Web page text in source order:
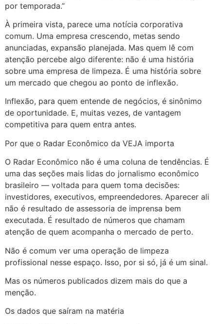
por temporada.”
À primeira vista, parece uma notícia corporativa
comum. Uma empresa crescendo, metas sendo
anunciadas, expansão planejada. Mas quem lê com
atenção percebe algo diferente: não é uma história
sobre uma empresa de limpeza. É uma história sobre
um mercado que chegou ao ponto de inflexão.
Inflexão, para quem entende de negócios, é sinônimo
de oportunidade. E, muitas vezes, de vantagem
competitiva para quem entra antes.
Por que o Radar Econômico da VEJA importa
O Radar Econômico não é uma coluna de tendências. É
uma das seções mais lidas do jornalismo econômico
brasileiro — voltada para quem toma decisões:
investidores, executivos, empreendedores. Aparecer ali
não é resultado de assessoria de imprensa bem
executada. É resultado de números que chamam
atenção de quem acompanha o mercado de perto.
Não é comum ver uma operação de limpeza
profissional nesse espaço. Isso, por si só, já é um sinal.
Mas os números publicados dizem mais do que a
menção.
Os dados que saíram na matéria